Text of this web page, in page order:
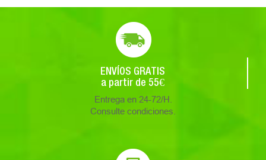
ENVÍOS GRATIS
a partir de 55€
Entrega en 24-72/H.
Consulte condiciones.